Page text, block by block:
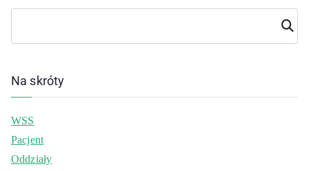
Szuka
j
Na skróty
WSS
Pacjent
Oddziały